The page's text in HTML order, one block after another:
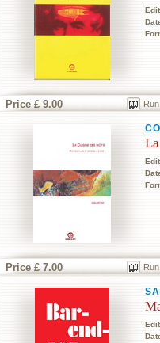
Price £ 9.00
Price £ 7.00